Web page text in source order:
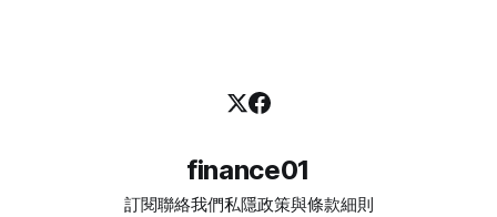
finance01
訂閱聯絡我們私隱政策與條款細則